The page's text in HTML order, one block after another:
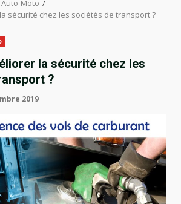
Moto
sécurité chez les sociétés de transport ?
la sécurité chez les
?
2019